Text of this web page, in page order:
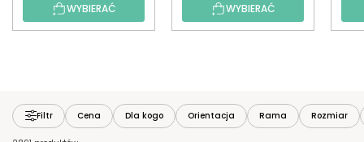
WYBIERAĆ WYBIERAĆ
Filtr Cena Dla kogo Orientacja Rama Rozmiar